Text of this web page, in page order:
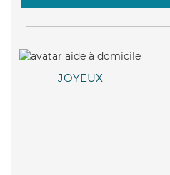
JOYEUX